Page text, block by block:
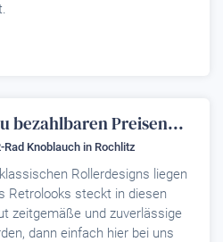
bezahlbaren Preisen...
Rad Knoblauch in Rochlitz
Rollerdesigns liegen
Retrolooks steckt in diesen
zeitgemäße und zuverlässige
dann einfach hier bei uns